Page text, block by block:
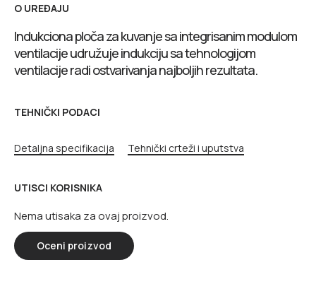
O UREĐAJU
Indukciona ploča za kuvanje sa integrisanim modulom
ventilacije udružuje indukciju sa tehnologijom
ventilacije radi ostvarivanja najboljih rezultata.
TEHNIČKI PODACI
Detaljna specifikacija Tehnički crteži i uputstva
UTISCI KORISNIKA
Nema utisaka za ovaj proizvod.
Oceni proizvod